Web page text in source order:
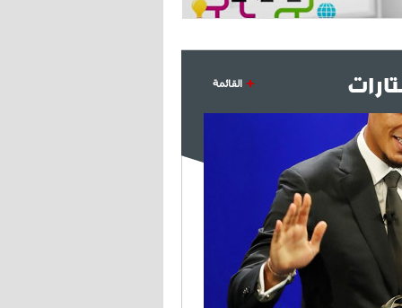
14:42
- 2021/07/27
جوفنتوس عبر تويتر!
18:10
- 2021/07/25
أنشيلوتي يصر على جلب كيليني
وقدوم الإيطالي يقترب
القائمة